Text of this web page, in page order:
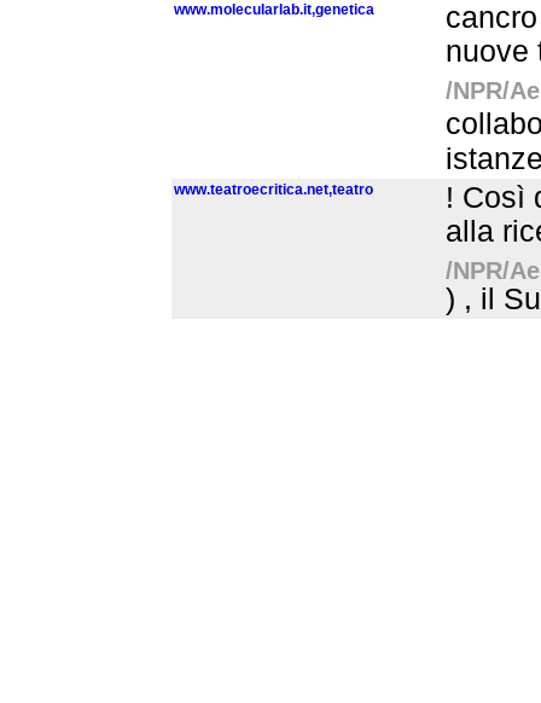
www.molecularlab.it,genetica
nuove
/NPR/
www.teatroecritica.net,teatro
! Così
alla
/NPR/
) , il